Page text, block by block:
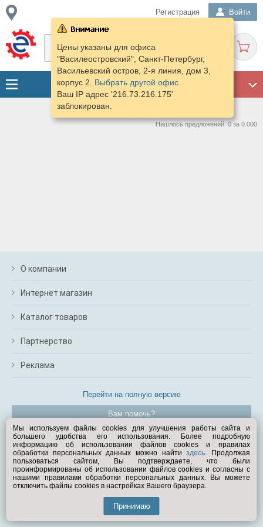
Регистрация Войти
Цены указаны для офиса
"Василеостровский", Санкт-Петербург,
Васильевский остров, 2-я линия, дом 3,
корпус 2. Выбрать другой офис
Ваш IP адрес '216.73.216.175'
заблокирован.
Нашлось предложений: 0 за 0.000
О компании
Интернет магазин
Каталог товаров
Партнерство
Реклама
Перейти на полную версию
Вам помочь?
© Exist.ru 1998—2026
Мы используем файлы cookies для улучшения работы сайта и
большего удобства его использования. Более подробную
информацию об использовании файлов cookies и правилах
обработки персональных данных можно найтиздесь. Продолжая
пользоваться сайтом, Вы подтверждаете, что были
проинформированы об использовании файлов cookies и согласны с
нашими правилами обработки персональных данных. Вы можете
отключить файлы cookies в настройках Вашего браузера.
Принимаю